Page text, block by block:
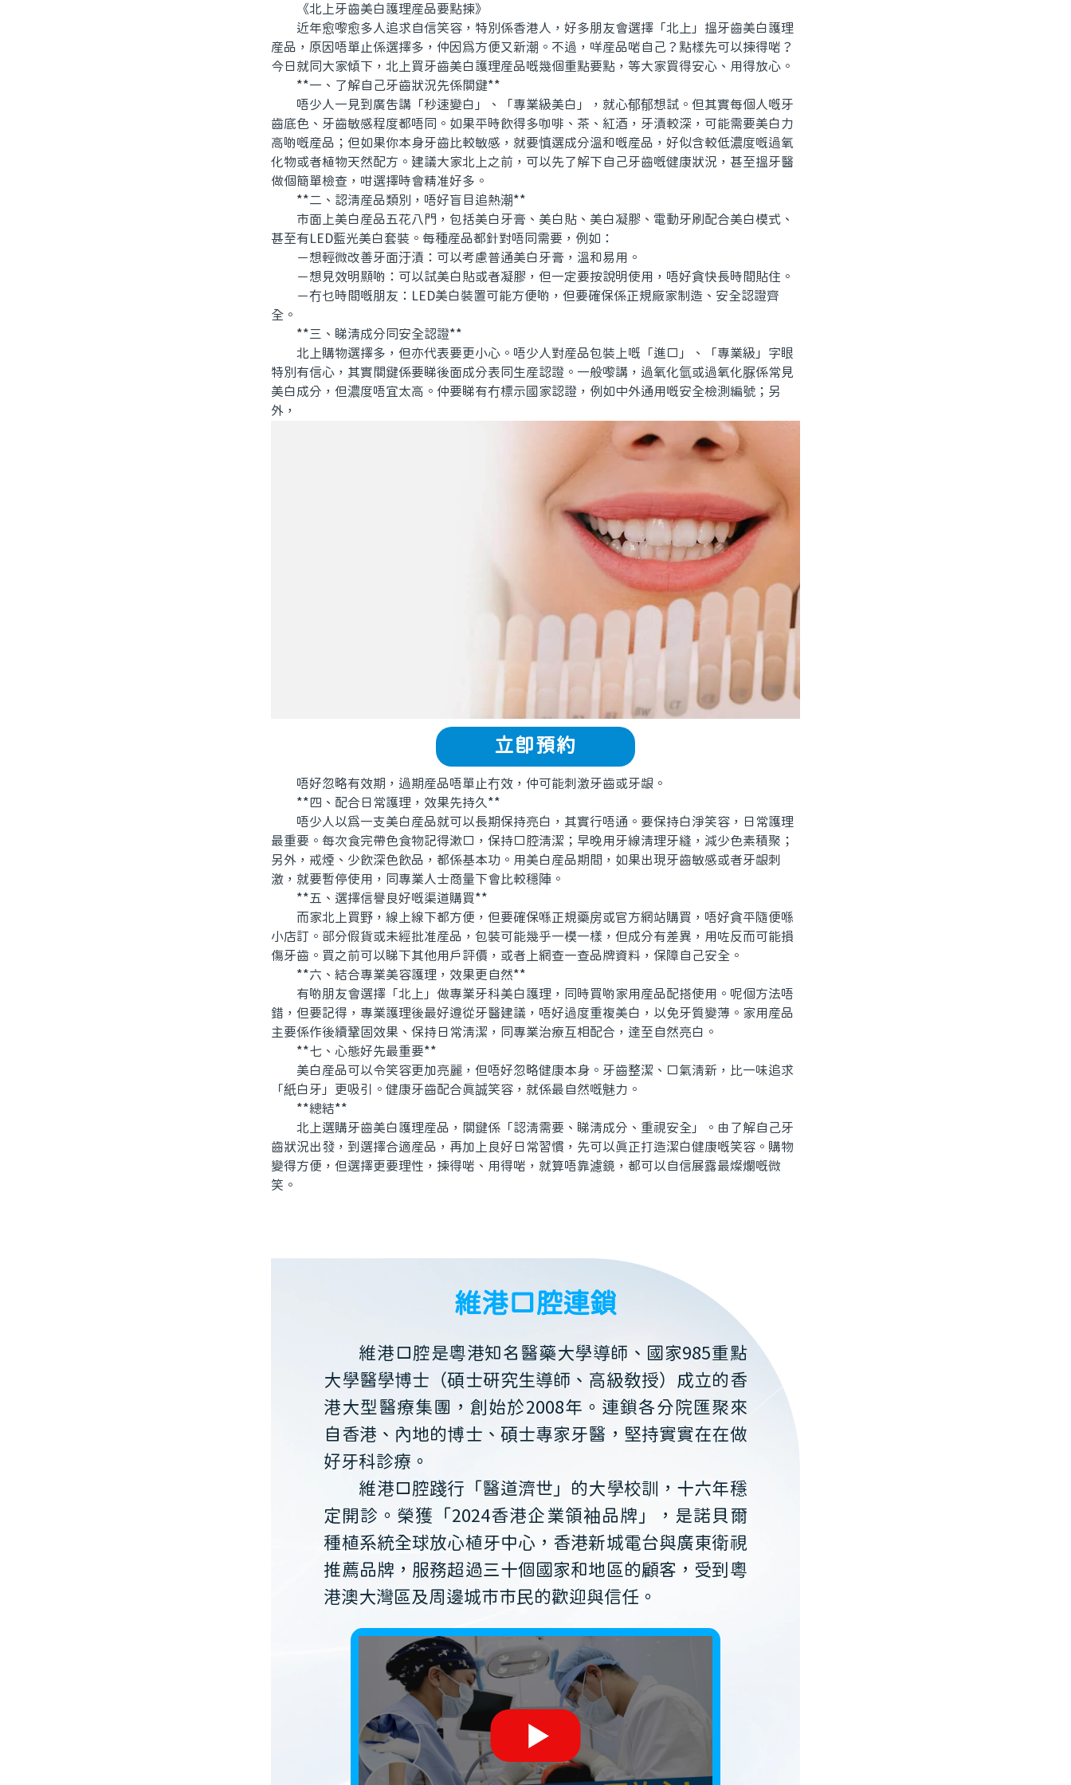
《北上牙齒美白護理産品要點揀》
近年愈嚟愈多人追求自信笑容，特別係香港人，好多朋友會選擇「北上」搵牙齒美白護理
産品，原因唔單止係選擇多，仲因爲方便又新潮。不過，咩産品啱自己？點樣先可以揀得啱？
今日就同大家傾下，北上買牙齒美白護理産品嘅幾個重點要點，等大家買得安心、用得放心。
**一、了解自己牙齒狀況先係關鍵**
唔少人一見到廣告講「秒速變白」、「專業級美白」，就心郁郁想試。但其實每個人嘅牙
齒底色、牙齒敏感程度都唔同。如果平時飲得多咖啡、茶、紅酒，牙漬較深，可能需要美白力
高啲嘅産品；但如果你本身牙齒比較敏感，就要慎選成分溫和嘅産品，好似含較低濃度嘅過氧
化物或者植物天然配方。建議大家北上之前，可以先了解下自己牙齒嘅健康狀況，甚至搵牙醫
做個簡單檢查，咁選擇時會精准好多。
**二、認清産品類別，唔好盲目追熱潮**
市面上美白産品五花八門，包括美白牙膏、美白貼、美白凝膠、電動牙刷配合美白模式、
甚至有LED藍光美白套裝。每種産品都針對唔同需要，例如：
－想輕微改善牙面汙漬：可以考慮普通美白牙膏，溫和易用。
－想見效明顯啲：可以試美白貼或者凝膠，但一定要按說明使用，唔好貪快長時間貼住。
－冇乜時間嘅朋友：LED美白裝置可能方便啲，但要確保係正規廠家制造、安全認證齊
全。
**三、睇清成分同安全認證**
北上購物選擇多，但亦代表要更小心。唔少人對産品包裝上嘅「進口」、「專業級」字眼
特別有信心，其實關鍵係要睇後面成分表同生産認證。一般嚟講，過氧化氫或過氧化脲係常見
美白成分，但濃度唔宜太高。仲要睇有冇標示國家認證，例如中外通用嘅安全檢測編號；另
外，
立即預約
唔好忽略有效期，過期産品唔單止冇效，仲可能刺激牙齒或牙龈。
**四、配合日常護理，效果先持久**
唔少人以爲一支美白産品就可以長期保持亮白，其實行唔通。要保持白淨笑容，日常護理
最重要。每次食完帶色食物記得漱口，保持口腔清潔；早晚用牙線清理牙縫，減少色素積聚；
另外，戒煙、少飲深色飲品，都係基本功。用美白産品期間，如果出現牙齒敏感或者牙龈刺
激，就要暫停使用，同專業人士商量下會比較穩陣。
**五、選擇信譽良好嘅渠道購買**
而家北上買野，線上線下都方便，但要確保喺正規藥房或官方網站購買，唔好貪平隨便喺
小店訂。部分假貨或未經批准産品，包裝可能幾乎一模一樣，但成分有差異，用咗反而可能損
傷牙齒。買之前可以睇下其他用戶評價，或者上網查一查品牌資料，保障自己安全。
**六、結合專業美容護理，效果更自然**
有啲朋友會選擇「北上」做專業牙科美白護理，同時買啲家用産品配搭使用。呢個方法唔
錯，但要記得，專業護理後最好遵從牙醫建議，唔好過度重複美白，以免牙質變薄。家用産品
主要係作後續鞏固效果、保持日常清潔，同專業治療互相配合，達至自然亮白。
**七、心態好先最重要**
美白産品可以令笑容更加亮麗，但唔好忽略健康本身。牙齒整潔、口氣清新，比一味追求
「紙白牙」更吸引。健康牙齒配合真誠笑容，就係最自然嘅魅力。
**總結**
北上選購牙齒美白護理産品，關鍵係「認清需要、睇清成分、重視安全」。由了解自己牙
齒狀況出發，到選擇合適産品，再加上良好日常習慣，先可以真正打造潔白健康嘅笑容。購物
變得方便，但選擇更要理性，揀得啱、用得啱，就算唔靠濾鏡，都可以自信展露最燦爛嘅微
笑。
維港口腔連鎖
維港口腔是粵港知名醫藥大學導師、國家985重點
大學醫學博士（碩士研究生導師、高級教授）成立的香
港大型醫療集團，創始於2008年。連鎖各分院匯聚來
自香港、內地的博士、碩士專家牙醫，堅持實實在在做
好牙科診療。
維港口腔踐行「醫道濟世」的大學校訓，十六年穩
定開診。榮獲「2024香港企業領袖品牌」，是諾貝爾
種植系統全球放心植牙中心，香港新城電台與廣東衛視
推薦品牌，服務超過三十個國家和地區的顧客，受到粵
港澳大灣區及周邊城市市民的歡迎與信任。